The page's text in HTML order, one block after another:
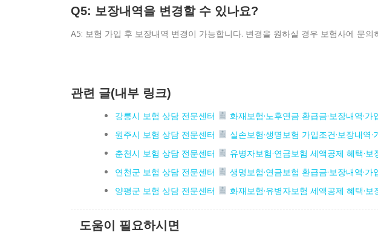
Q5: 보장내역을 변경할 수 있나요?
A5: 보험 가입 후 보장내역 변경이 가능합니다. 변경을 원하실 경우 보험사에 문의
관련 글(내부 링크)
강릉시 보험 상담 전문센터
화재보험·노후연금 환급금·보장내역·
원주시 보험 상담 전문센터
실손보험·생명보험 가입조건·보장내역
춘천시 보험 상담 전문센터
유병자보험·연금보험 세액공제 혜택·
연천군 보험 상담 전문센터
생명보험·연금보험 환급금·보장내역·
양평군 보험 상담 전문센터
화재보험·유병자보험 세액공제 혜택·
도움이 필요하시면